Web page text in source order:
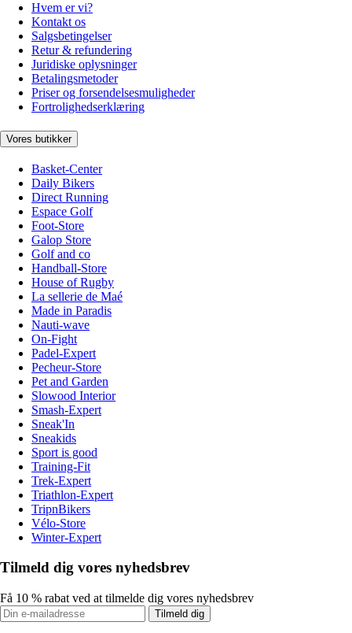
Hvem er vi?
Kontakt os
Salgsbetingelser
Retur & refundering
Juridiske oplysninger
Betalingsmetoder
Priser og forsendelsesmuligheder
Fortrolighedserklæring
Vores butikker
Basket-Center
Daily Bikers
Direct Running
Espace Golf
Foot-Store
Galop Store
Golf and co
Handball-Store
House of Rugby
La sellerie de Maé
Made in Paradis
Nauti-wave
On-Fight
Padel-Expert
Pecheur-Store
Pet and Garden
Slowood Interior
Smash-Expert
Sneak'In
Sneakids
Sport is good
Training-Fit
Trek-Expert
Triathlon-Expert
TripnBikers
Vélo-Store
Winter-Expert
Tilmeld dig vores nyhedsbrev
Få 10 % rabat ved at tilmelde dig vores nyhedsbrev
Tilmeld dig